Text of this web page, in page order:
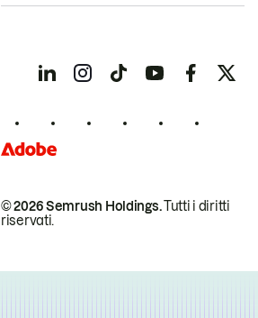
© 2026 Semrush Holdings.Tutti i diritti
riservati.